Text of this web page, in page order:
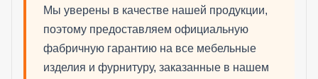
Мы уверены в качестве нашей продукции,
поэтому предоставляем официальную
фабричную гарантию на все мебельные
изделия и фурнитуру, заказанные в нашем